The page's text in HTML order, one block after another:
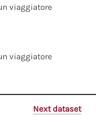
viaggiatore
viaggiatore
Next dataset